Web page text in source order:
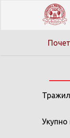
Укупно